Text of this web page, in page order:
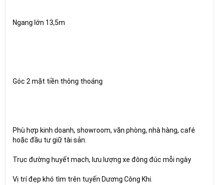
Ngang lớn 13,5m
Góc 2 mặt tiền thông thoáng
Phù hợp kinh doanh, showroom, văn phòng, nhà hàng, café
hoặc đầu tư giữ tài sản.
Trục đường huyết mạch, lưu lượng xe đông đúc mỗi ngày
Vị trí đẹp khó tìm trên tuyến Dương Công Khi.